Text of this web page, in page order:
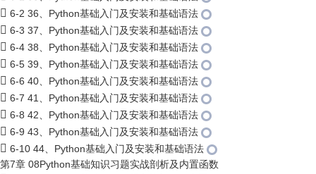
6-2 36、Python基础入门及安装和基础语法
6-3 37、Python基础入门及安装和基础语法
6-4 38、Python基础入门及安装和基础语法
6-5 39、Python基础入门及安装和基础语法
6-6 40、Python基础入门及安装和基础语法
6-7 41、Python基础入门及安装和基础语法
6-8 42、Python基础入门及安装和基础语法
6-9 43、Python基础入门及安装和基础语法
6-10 44、Python基础入门及安装和基础语法
第7章 08Python基础知识习题实战剖析及内置函数